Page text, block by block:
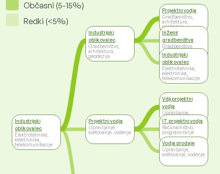
Občasni (5-15%)
Redki (<5%)
Industrijski
oblikovalec
Elektrotehnika,
elektronika,
telekomunikacije
Industrijski
oblikovalec
Gradbeništvo,
arhitektura,
geodezija
Projektni vodja
Upravljanje,
svetovanje, vodenje
Projektni vodja
Gradbeništvo,
arhitektura,
geodezija
Inženir
gradbeništva
Gradbeništvo,
arhitektura,
geodezija
Industrijski
oblikovalec
Elektrotehnika,
elektronika,
telekomunikacije
Višji projektni
vodja
Upravljanje,
svetovanje, vodenje
IT projektni vodja
Računalništvo,
programiranje
Vodja prodaje
Upravljanje,
svetovanje, vodenje